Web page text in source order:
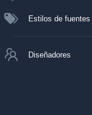
Estilos de fuentes
Diseñadores